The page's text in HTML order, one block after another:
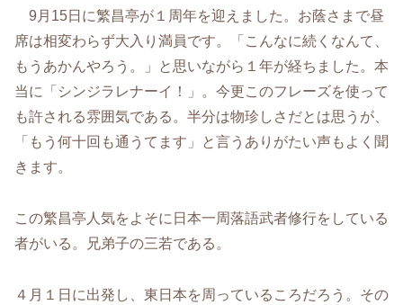
9月15日に繁昌亭が１周年を迎えました。お蔭さまで昼
席は相変わらず大入り満員です。「こんなに続くなんて、
もうあかんやろう。」と思いながら１年が経ちました。本
当に「シンジラレナーイ！」。今更このフレーズを使って
も許される雰囲気である。半分は物珍しさだとは思うが、
「もう何十回も通うてます」と言うありがたい声もよく聞
きます。
この繁昌亭人気をよそに日本一周落語武者修行をしている
者がいる。兄弟子の三若である。
４月１日に出発し、東日本を周っているころだろう。その